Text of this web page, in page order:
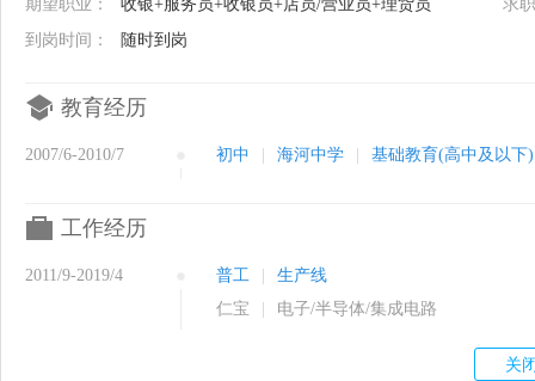
期望职业：
收银+服务员+收银员+店员/营业员+理货员
求
到岗时间：
随时到岗
教育经历
2007/6-2010/7 初中 海河中学 基础教育(高中及以下)
工作经历
2011/9-2019/4 普工
生产线
仁宝
电子/半导体/集成电路